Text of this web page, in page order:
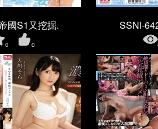
國S1又挖掘.
0 0
SSNI-